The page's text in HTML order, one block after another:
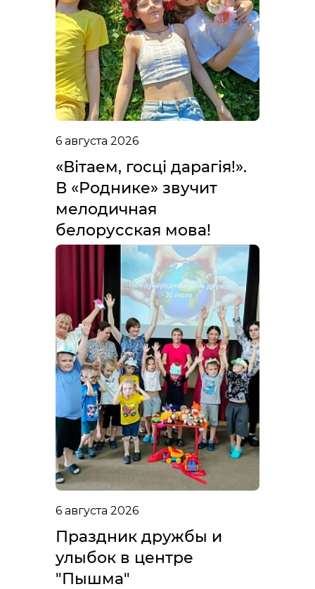
6 августа 2026
«Вітаем, госці дарагія!».
В «Роднике» звучит
мелодичная
белорусская мова!
6 августа 2026
Праздник дружбы и
улыбок в центре
"Пышма"